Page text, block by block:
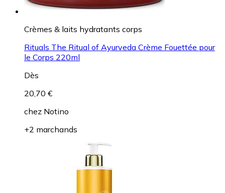
Crèmes & laits hydratants corps
Rituals The Ritual of Ayurveda Crème Fouettée pour
le Corps 220ml
Dès
20,70 €
chez Notino
+2 marchands